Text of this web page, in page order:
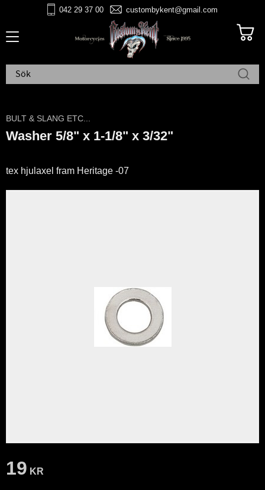
042 29 37 00 custombykent@gmail.com
BULT & SLANG ETC...
Washer 5/8" x 1-1/8" x 3/32"
tex hjulaxel fram Heritage -07
19 KR